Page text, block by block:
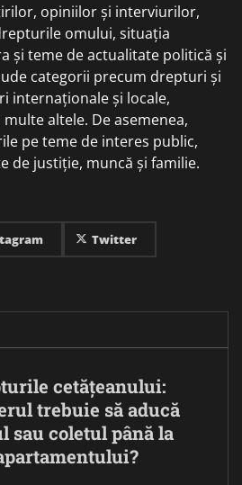
opiniilor și interviurilor,
omului, situația
și teme de actualitate politică și
categorii precum drepturi și
internaționale și locale,
altele. De asemenea,
pe teme de interes public,
de justiție, muncă și familie.
Twitter
cetățeanului:
trebuie să aducă
sau coletul până la